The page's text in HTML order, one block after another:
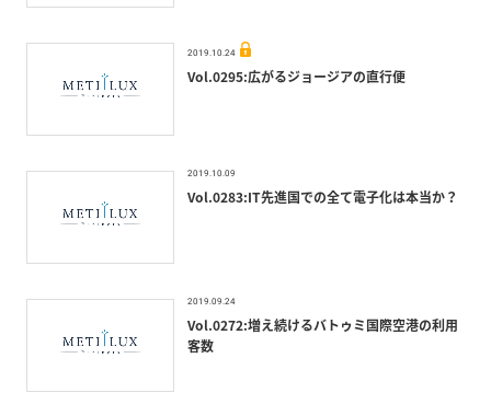
2019.10.24
Vol.0295:広がるジョージアの直行便
2019.10.09
Vol.0283:IT先進国での全て電子化は本当か？
2019.09.24
Vol.0272:増え続けるバトゥミ国際空港の利用
客数